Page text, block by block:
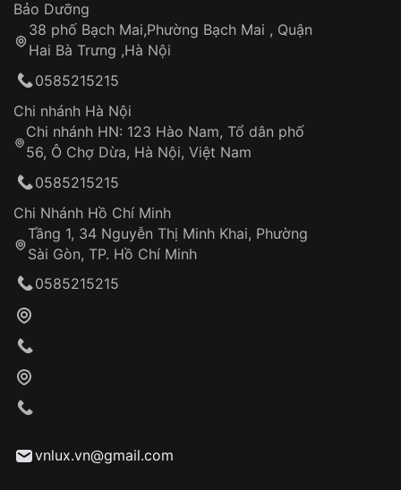
Thời gian tính từ khi xác nhận đơn hàng thành
công
Hotline: 0585 215 215
Từ khóa SEO:
Khách hàng kiểm tra và thanh toán trực tiếp
Từ khóa SEO:
Sản phẩm đã bị:
Tự ý sửa chữa
thống VNLUX
Đảm bảo quyền lợi khách hàng
Đồng hành cùng khách hàng trong suốt quá
trình sử dụng
Bảo Dưỡng
38 phố Bạch Mai,Phường Bạch Mai , Quận
Hai Bà Trưng ,Hà Nội
0585215215
Chi nhánh Hà Nội
Chi nhánh HN: 123 Hào Nam, Tổ dân phố
56, Ô Chợ Dừa, Hà Nội, Việt Nam
0585215215
Chi Nhánh Hồ Chí Minh
Tầng 1, 34 Nguyễn Thị Minh Khai, Phường
Sài Gòn, TP. Hồ Chí Minh
0585215215
vnlux.vn@gmail.com